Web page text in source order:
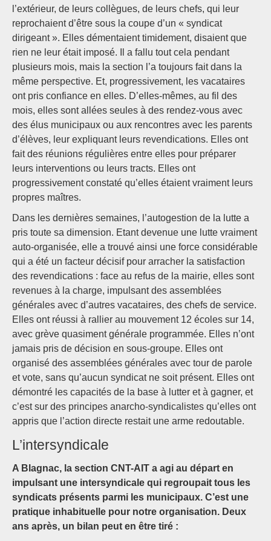
l’extérieur, de leurs collègues, de leurs chefs, qui leur
reprochaient d’être sous la coupe d’un « syndicat
dirigeant ». Elles démentaient timidement, disaient que
rien ne leur était imposé. Il a fallu tout cela pendant
plusieurs mois, mais la section l’a toujours fait dans la
même perspective. Et, progressivement, les vacataires
ont pris confiance en elles. D’elles-mêmes, au fil des
mois, elles sont allées seules à des rendez-vous avec
des élus municipaux ou aux rencontres avec les parents
d’élèves, leur expliquant leurs revendications. Elles ont
fait des réunions régulières entre elles pour préparer
leurs interventions ou leurs tracts. Elles ont
progressivement constaté qu’elles étaient vraiment leurs
propres maîtres.
Dans les dernières semaines, l’autogestion de la lutte a
pris toute sa dimension. Etant devenue une lutte vraiment
auto-organisée, elle a trouvé ainsi une force considérable
qui a été un facteur décisif pour arracher la satisfaction
des revendications : face au refus de la mairie, elles sont
revenues à la charge, impulsant des assemblées
générales avec d’autres vacataires, des chefs de service.
Elles ont réussi à rallier au mouvement 12 écoles sur 14,
avec grève quasiment générale programmée. Elles n’ont
jamais pris de décision en sous-groupe. Elles ont
organisé des assemblées générales avec tour de parole
et vote, sans qu’aucun syndicat ne soit présent. Elles ont
démontré les capacités de la base à lutter et à gagner, et
c’est sur des principes anarcho-syndicalistes qu’elles ont
appris que l’action directe restait une arme redoutable.
L’intersyndicale
A Blagnac, la section CNT-AIT a agi au départ en
impulsant une intersyndicale qui regroupait tous les
syndicats présents parmi les municipaux. C’est une
pratique inhabituelle pour notre organisation. Deux
ans après, un bilan peut en être tiré :